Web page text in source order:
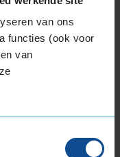
van ons
functies (ook voor
van